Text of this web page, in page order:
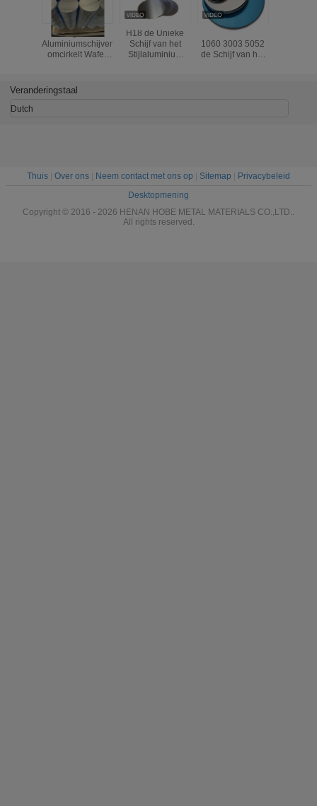
Rang 1100
Aluminiumschijven
omcirkelt Wafer
H18 de Unieke
Schijf van het
Stijlaluminium
H112 1100 1050
1060 3003 5052
de Schijf van het
Veranderingstaal
Dutch
Thuis Over ons Neem contact met ons op Sitemap
Privacybeleid
Desktopmening
Copyright © 2016 - 2026 HENAN HOBE METAL MATERIALS CO.,LTD..
All rights reserved.